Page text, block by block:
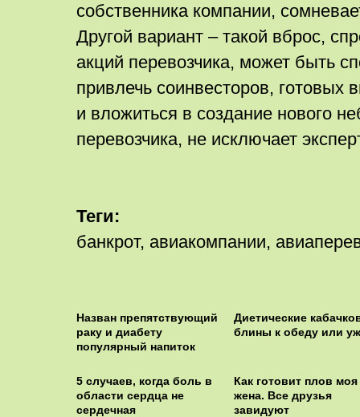
собственника компании,
Другой вариант – такой вброс,
акций перевозчика, может быть
привлечь соинвесторов, готовых
и вложиться в создание нового
перевозчика, не исключает
Теги:
банкрот, авиакомпании,
Назван препятствующий
раку и диабету
популярный напиток
Диетические
блины к обеду или
5 случаев, когда боль в
области сердца не
сердечная
Как готовит плов моя
жена. Все друзья
завидуют